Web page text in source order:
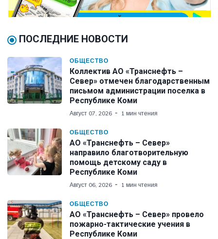
ПОСЛЕДНИЕ НОВОСТИ
ОБЩЕСТВО
Коллектив АО «Транснефть –
Север» отмечен благодарственным
письмом администрации поселка в
Республике Коми
Август 07, 2026 1 мин чтения
ОБЩЕСТВО
АО «Транснефть – Север»
направило благотворительную
помощь детскому саду в
Республике Коми
Август 06, 2026 1 мин чтения
ОБЩЕСТВО
АО «Транснефть – Север» провело
пожарно-тактические учения в
Республике Коми